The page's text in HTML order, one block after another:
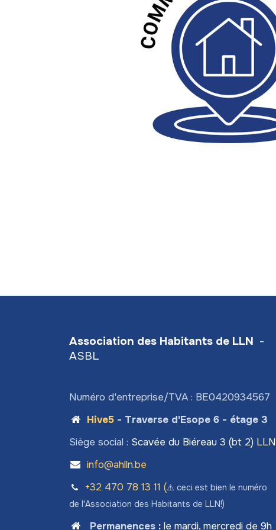
Association des Habitants de LLN -
ASBL
Numéro d'entreprise/TVA : BE0420934567
Hive5- Traverse d'Esope 6 - étage 3
Siège social : Scavée du Biéreau 3 (bt 2) LLN
info@ahlln.be
+32 470 78​ 13 11 (⚠️ ceci est bien le numéro
de l'Association des Habitants de LLN!)
Permanences: le mardi, mercredi de 9h